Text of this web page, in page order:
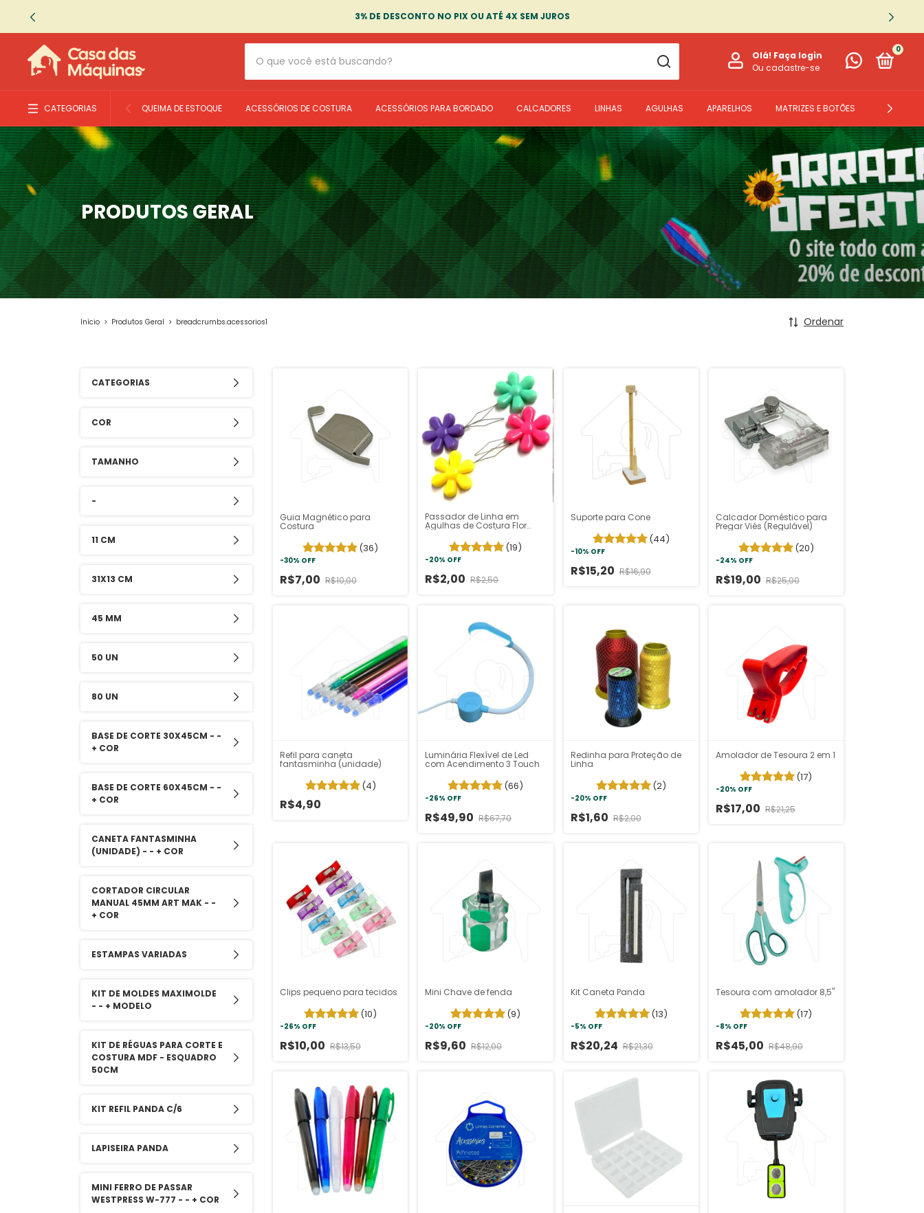
3% DE DESCONTO NO PIX OU ATÉ 4X SEM JUROS
Olá! Faça login
Ou cadastre-se
0
CATEGORIAS QUEIMA DE ESTOQUE ACESSÓRIOS DE COSTURA ACESSÓRIOS PARA BORDADO CALCADORES LINHAS AGULHAS APARELHOS MATRIZES E BOTÕES PEÇAS
PRODUTOS GERAL
Início > Produtos Geral > breadcrumbs.acessorios1 Ordenar
CATEGORIAS
COR
TAMANHO
-
11 CM
31X13 CM
45 MM
50 UN
80 UN
BASE DE CORTE 30X45CM - -
+ COR
BASE DE CORTE 60X45CM - -
+ COR
CANETA FANTASMINHA
(UNIDADE) - - + COR
CORTADOR CIRCULAR
MANUAL 45MM ART MAK - -
+ COR
ESTAMPAS VARIADAS
KIT DE MOLDES MAXIMOLDE
- - + MODELO
KIT DE RÉGUAS PARA CORTE E
COSTURA MDF - ESQUADRO
50CM
KIT REFIL PANDA C/6
LAPISEIRA PANDA
MINI FERRO DE PASSAR
WESTPRESS W-777 - - + COR
Guia Magnético para
Costura
(36)
-30% OFF
R$7,00 R$10,00
Passador de Linha em
Agulhas de Costura Flor
(19)
-20% OFF
R$2,00 R$2,50
Suporte para Cone
(44)
-10% OFF
R$15,20 R$16,90
Calcador Doméstico para
Pregar Viés (Regulável)
(20)
-24% OFF
R$19,00 R$25,00
Refil para caneta
fantasminha (unidade)
(4)
R$4,90
Luminária Flexível de Led
com Acendimento 3 Touch
(66)
-26% OFF
R$49,90 R$67,70
Redinha para Proteção de
Linha
(2)
-20% OFF
R$1,60 R$2,00
Amolador de Tesoura 2 em 1
(17)
-20% OFF
R$17,00 R$21,25
Clips pequeno para tecidos
(10)
-26% OFF
R$10,00 R$13,50
Mini Chave de fenda
(9)
-20% OFF
R$9,60 R$12,00
Kit Caneta Panda
(13)
-5% OFF
R$20,24 R$21,30
Tesoura com amolador 8,5''
(17)
-8% OFF
R$45,00 R$48,90